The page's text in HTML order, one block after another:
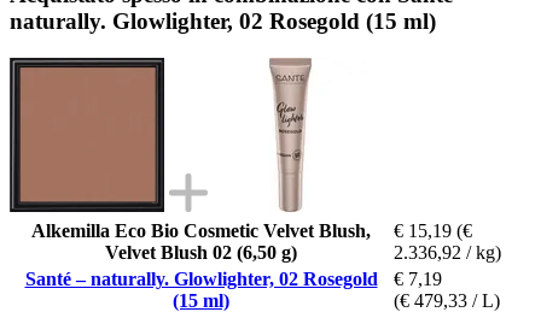
naturally. Glowlighter, 02 Rosegold (15 ml)
Alkemilla Eco Bio Cosmetic Velvet Blush,
Velvet Blush 02 (6,50 g)
€ 15,19 (€
2.336,92 / kg)
Santé – naturally. Glowlighter, 02 Rosegold
(15 ml)
€ 7,19
(€ 479,33 / L)